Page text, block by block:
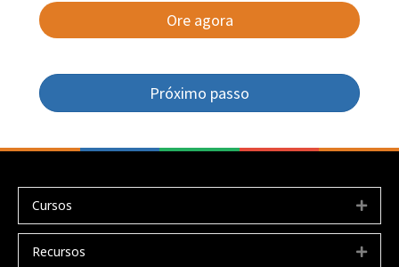
Ore agora
Próximo passo
Cursos
Recursos